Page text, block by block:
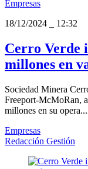
Empresas
18/12/2024
12:32
Cerro Verde
millones en
Sociedad Minera
Freeport-McMoRan,
millones en su opera...
Empresas
Redacción Gestión